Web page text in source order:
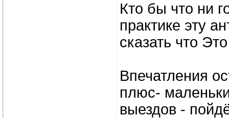
Кто бы что ни
практике эту
сказать что
Впечатления
плюс-
выездов -